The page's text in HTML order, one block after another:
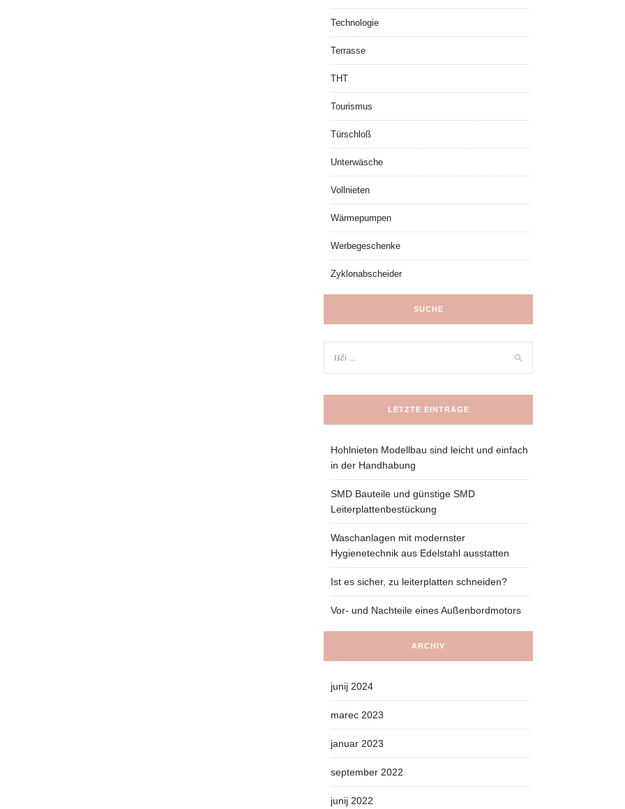
Technologie
Terrasse
THT
Tourismus
Türschloß
Unterwäsche
Vollnieten
Wärmepumpen
Werbegeschenke
Zyklonabscheider
SUCHE
LETZTE EINTRÄGE
Hohlnieten Modellbau sind leicht und einfach
in der Handhabung
SMD Bauteile und günstige SMD
Leiterplattenbestückung
Waschanlagen mit modernster
Hygienetechnik aus Edelstahl ausstatten
Ist es sicher, zu leiterplatten schneiden?
Vor- und Nachteile eines Außenbordmotors
ARCHIV
junij 2024
marec 2023
januar 2023
september 2022
junij 2022